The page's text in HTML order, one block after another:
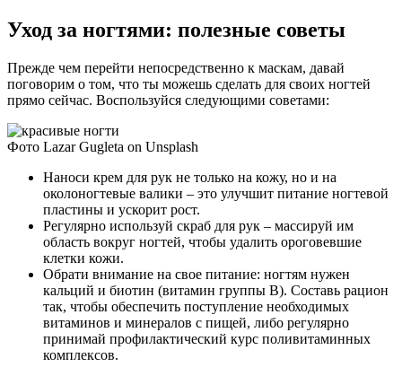
Уход за ногтями: полезные советы
Прежде чем перейти непосредственно к маскам, давай
поговорим о том, что ты можешь сделать для своих ногтей
прямо сейчас. Воспользуйся следующими советами:
Фото Lazar Gugleta on Unsplash
Наноси крем для рук не только на кожу, но и на
околоногтевые валики – это улучшит питание ногтевой
пластины и ускорит рост.
Регулярно используй скраб для рук – массируй им
область вокруг ногтей, чтобы удалить ороговевшие
клетки кожи.
Обрати внимание на свое питание: ногтям нужен
кальций и биотин (витамин группы В). Составь рацион
так, чтобы обеспечить поступление необходимых
витаминов и минералов с пищей, либо регулярно
принимай профилактический курс поливитаминных
комплексов.